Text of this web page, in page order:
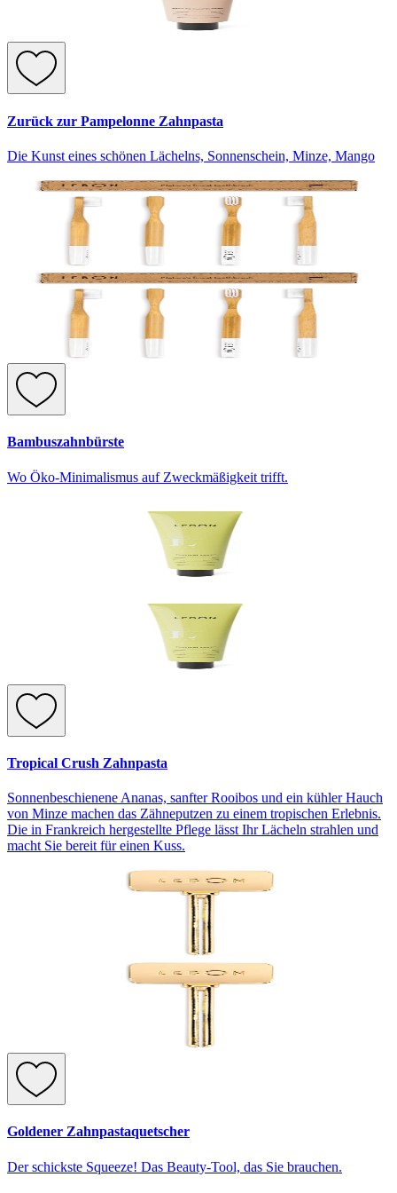
Zurück zur Pampelonne Zahnpasta
Die Kunst eines schönen Lächelns, Sonnenschein, Minze, Mango
Bambuszahnbürste
Wo Öko-Minimalismus auf Zweckmäßigkeit trifft.
Tropical Crush Zahnpasta
Sonnenbeschienene Ananas, sanfter Rooibos und ein kühler Hauch
von Minze machen das Zähneputzen zu einem tropischen Erlebnis.
Die in Frankreich hergestellte Pflege lässt Ihr Lächeln strahlen und
macht Sie bereit für einen Kuss.
Goldener Zahnpastaquetscher
Der schickste Squeeze! Das Beauty-Tool, das Sie brauchen.